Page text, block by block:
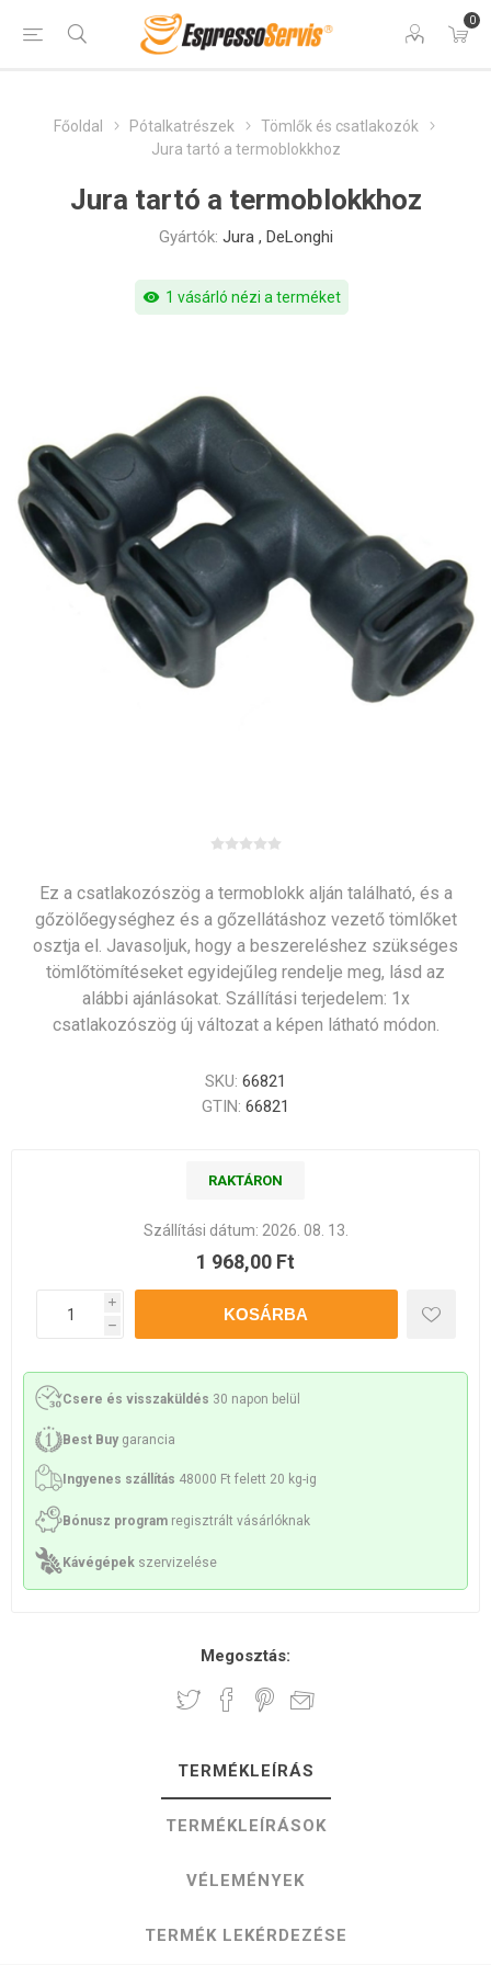
0
Főoldal Pótalkatrészek
Tömlők és csatlakozók
Jura tartó a termoblokkhoz
Jura tartó a termoblokkhoz
Gyártók: Jura , DeLonghi
visibility 1 vásárló nézi a terméket
Ez a csatlakozószög a termoblokk alján található, és a
gőzölőegységhez és a gőzellátáshoz vezető tömlőket
osztja el. Javasoljuk, hogy a beszereléshez szükséges
tömlőtömítéseket egyidejűleg rendelje meg, lásd az
alábbi ajánlásokat. Szállítási terjedelem: 1x
csatlakozószög új változat a képen látható módon.
SKU: 66821
GTIN: 66821
RAKTÁRON
Szállítási dátum: 2026. 08. 13.
1 968,00 Ft
i
h
Csere és visszaküldés 30 napon belül
Best Buy garancia
Ingyenes szállítás 48000 Ft felett 20 kg-ig
Bónusz program regisztrált vásárlóknak
Kávégépek szervizelése
Megosztás:
TERMÉKLEÍRÁS
TERMÉKLEÍRÁSOK
VÉLEMÉNYEK
TERMÉK LEKÉRDEZÉSE